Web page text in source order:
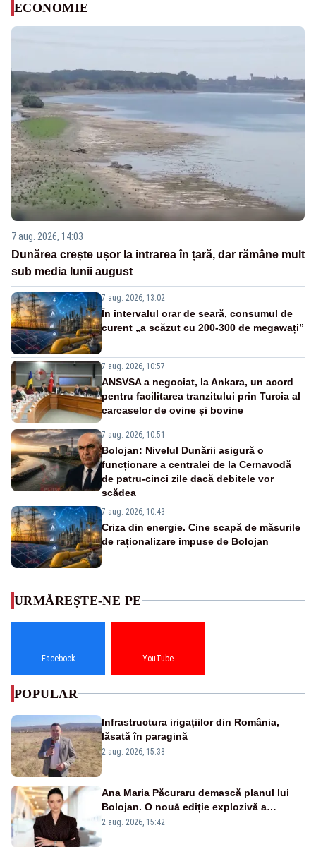
ECONOMIE
7 aug. 2026, 14:03
Dunărea crește ușor la intrarea în țară, dar rămâne mult
sub media lunii august
7 aug. 2026, 13:02
În intervalul orar de seară, consumul de
curent „a scăzut cu 200-300 de megawați”
7 aug. 2026, 10:57
ANSVSA a negociat, la Ankara, un acord
pentru facilitarea tranzitului prin Turcia al
carcaselor de ovine și bovine
7 aug. 2026, 10:51
Bolojan: Nivelul Dunării asigură o
funcționare a centralei de la Cernavodă
de patru-cinci zile dacă debitele vor
scădea
7 aug. 2026, 10:43
Criza din energie. Cine scapă de măsurile
de raționalizare impuse de Bolojan
URMĂREȘTE-NE PE
Facebook YouTube
POPULAR
Infrastructura irigațiilor din România,
lăsată în paragină
2 aug. 2026, 15:38
Ana Maria Păcuraru demască planul lui
Bolojan. O nouă ediție explozivă a
emisiunii „Miza Zilei” la Realitatea PLUS
2 aug. 2026, 15:42